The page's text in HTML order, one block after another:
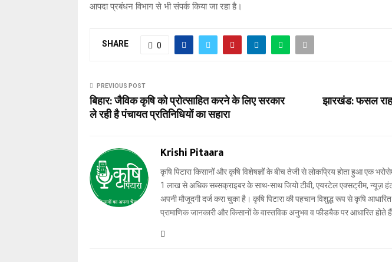
आपदा प्रबंधन विभाग से भी संपर्क किया जा रहा है।
SHARE 0
PREVIOUS POST
बिहार: जैविक कृषि को प्रोत्साहित करने के लिए सरकार
ले रही है पंचायत प्रतिनिधियों का सहारा
झारखंड: फसल
Krishi Pitaara
कृषि पिटारा किसानों और कृषि विशेषज्ञों के बीच तेजी से लोकप्रिय होता हुआ एक
1 लाख से अधिक सब्सक्राइबर के साथ-साथ जियो टीवी, एयरटेल एक्सट्रीम, न्यूज़
अपनी मौजूदगी दर्ज करा चुका है। कृषि पिटारा की पहचान विशुद्ध रूप से कृषि आधारित
प्रामाणिक जानकारी और किसानों के वास्तविक अनुभव व फीडबैक पर आधारित होते